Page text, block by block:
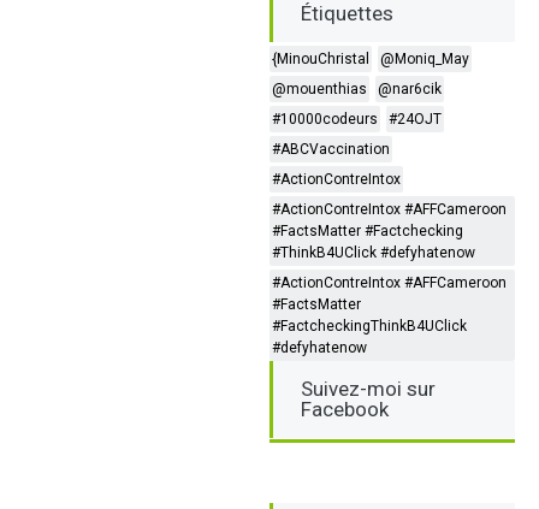
Étiquettes
{MinouChristal
@Moniq_May
@mouenthias
@nar6cik
#10000codeurs
#24OJT
#ABCVaccination
#ActionContreIntox
#ActionContreIntox #AFFCameroon
#FactsMatter #Factchecking
#ThinkB4UClick #defyhatenow
#ActionContreIntox #AFFCameroon
#FactsMatter
#FactcheckingThinkB4UClick
#defyhatenow
Suivez-moi sur
Facebook